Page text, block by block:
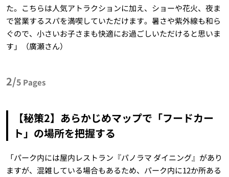
た。こちらは人気アトラクションに加え、ショーや花火、夜ま
で営業するスパを満喫していただけます。暑さや紫外線も和ら
ぐので、小さいお子さまも快適にお過ごしいただけると思いま
す」（廣瀬さん）
2/5 Pages
【秘策2】あらかじめマップで「フードカー
ト」の場所を把握する
「パーク内には屋内レストラン『パノラマ ダイニング』があり
ますが、混雑している場合もあるため、パーク内に12か所ある